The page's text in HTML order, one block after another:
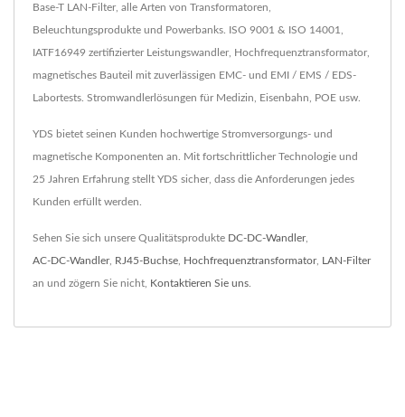
Base-T LAN-Filter, alle Arten von Transformatoren,
Beleuchtungsprodukte und Powerbanks. ISO 9001 & ISO 14001,
IATF16949 zertifizierter Leistungswandler, Hochfrequenztransformator,
magnetisches Bauteil mit zuverlässigen EMC- und EMI / EMS / EDS-
Labortests. Stromwandlerlösungen für Medizin, Eisenbahn, POE usw.
YDS bietet seinen Kunden hochwertige Stromversorgungs- und
magnetische Komponenten an. Mit fortschrittlicher Technologie und
25 Jahren Erfahrung stellt YDS sicher, dass die Anforderungen jedes
Kunden erfüllt werden.
Sehen Sie sich unsere Qualitätsprodukte DC-DC-Wandler,
AC-DC-Wandler, RJ45-Buchse Hochfrequenztransformator, LAN-Filter
an und zögern Sie nicht, Kontaktieren Sie uns